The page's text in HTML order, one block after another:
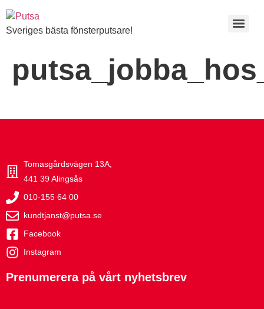
Sveriges bästa fönsterputsare!
Tomasgårdsvägen 13A,
441 39 Alingsås
010-155 64 00
kundtjanst@putsa.se
Facebook
Instagram
Prenumerera på vårt nyhetsbrev